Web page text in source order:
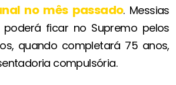
no mês passado. Messias
ficar no Supremo pelos
quando completará 75 anos,
compulsória.